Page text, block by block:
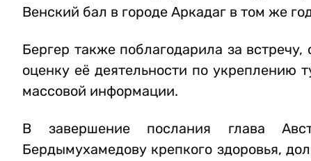
Венский бал в городе Аркадаг в том же
Бергер также поблагодарила за
оценку её деятельности по укреплению
массовой информации.
В завершение послания глава
Бердымухамедову крепкого здоровья,